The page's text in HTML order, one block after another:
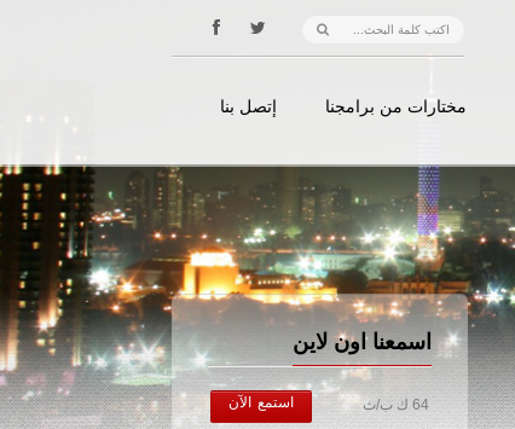
مختارات من برامجنا إتصل بنا
اسمعنا اون لاين
64 ك ب/ث استمع الآن